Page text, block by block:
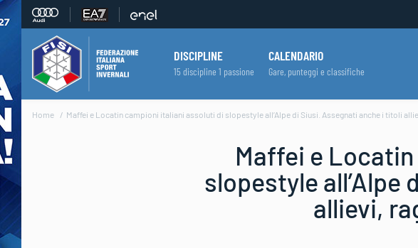
DISCIPLINE
15 discipline 1 passione
CALENDARIO
Gare, punteggi e classifiche
Home Maffei e Locatin campioni italiani assoluti di slopestyle all’Alpe di Siusi. Assegnati anche i titoli
Maffei e
slopestyle
allievi,